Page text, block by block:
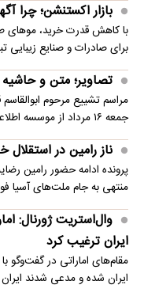
بازار اکستنشن؛
با کاهش قدرت خرید، موهای
برای صادرات و صنایع
تصاویر؛ متن و حاشیه
مراسم تشییع مرحوم
جمعه ۱۶ مرداد از موسسه اطلاعات برگزار شد.
ناز رامین در استقلال
پرونده ادامه حضور رامین
منتهی به جام ملت‌های آسیا
وال‌استریت ژورنال:
ایران ترغیب کرد
مقام‌های اماراتی در گفت‌وگو
ایران شده و مدعی شدند